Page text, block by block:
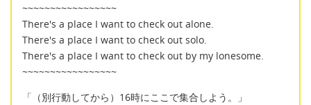
~~~~~~~~~~~~~~~~~
There's a place I want to check out alone.
There's a place I want to check out solo.
There's a place I want to check out by my lonesome.
~~~~~~~~~~~~~~~~~
「（別行動してから）16時にここで集合しよう。」